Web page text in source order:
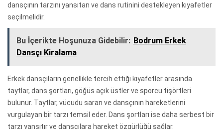
dansçının tarzını yansıtan ve dans rutinini destekleyen kıyafetler
seçilmelidir.
Bu İçerikte Hoşunuza Gidebilir: Bodrum Erkek
Dansçı Kiralama
Erkek dansçıların genellikle tercih ettiği kıyafetler arasında
taytlar, dans şortları, göğüs açık üstler ve sporcu tişörtleri
bulunur. Taytlar, vücudu saran ve dansçının hareketlerini
vurgulayan bir tarzı temsil eder. Dans şortları ise daha serbest bir
tarzı yansıtır ve dansçılara hareket özgürlüğü sağlar.